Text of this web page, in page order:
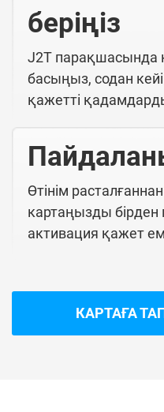
беріңіз
J2T парақшасында
басыңыз, содан
қажетті
Өтінім
картаңызды бірден
активация қажет
КАРТАҒА